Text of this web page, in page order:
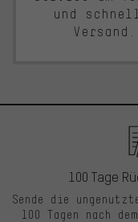
und
Versand.
100 Tage
Sende die
100 Tagen nach